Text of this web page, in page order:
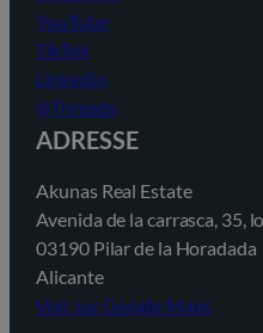
YouTube
TikTok
LinkedIn
@Threads
ADRESSE
Akunas Real Estate
Avenida de la carrasca, 35,
03190 Pilar de la Horadada
Alicante
Voir sur Google Maps